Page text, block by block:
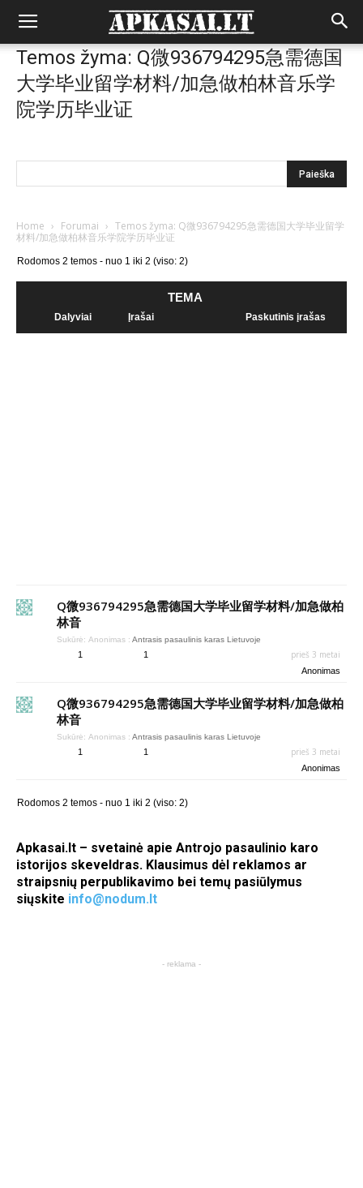
Temos žyma: Q微936794295急需德国
大学毕业留学材料/加急做柏林音乐学
院学历毕业证
Home › Forumai › Temos žyma: Q微936794295急需德国大学毕业留学
材料/加急做柏林音乐学院学历毕业证
Rodomos 2 temos - nuo 1 iki 2 (viso: 2)
TEMA
Dalyviai Įrašai Paskutinis įrašas
Q微936794295急需德国大学毕业留学材料/加急做柏
林音
Sukūrė: Anonimas : Antrasis pasaulinis karas Lietuvoje
1 1 prieš 3 metai
Anonimas
Q微936794295急需德国大学毕业留学材料/加急做柏
林音
Sukūrė: Anonimas : Antrasis pasaulinis karas Lietuvoje
1 1 prieš 3 metai
Anonimas
Rodomos 2 temos - nuo 1 iki 2 (viso: 2)
Apkasai.lt – svetainė apie Antrojo pasaulinio karo
istorijos skeveldras. Klausimus dėl reklamos ar
straipsnių perpublikavimo bei temų pasiūlymus
siųskite info@nodum.lt
- reklama -